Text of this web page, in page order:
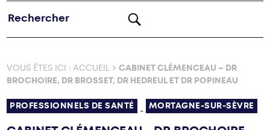
VOUS ÊTES ICI :ACCUEIL >CABINET CLÉMENCEAU – DR
BROCHOIRE, DR BROSSET, DR HEDREUL ET DR POPINEAU
PROFESSIONNELS DE SANTÉ - MORTAGNE-SUR-SÈVRE